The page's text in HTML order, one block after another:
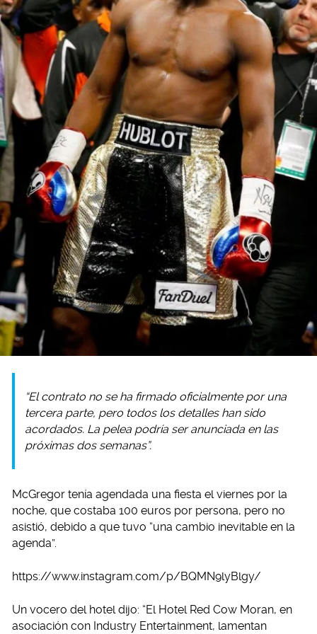
“El contrato no se ha firmado oficialmente por una
tercera parte, pero todos los detalles han sido
acordados. La pelea podría ser anunciada en las
próximas dos semanas”.
McGregor tenía agendada una fiesta el viernes por la
noche, que costaba 100 euros por persona, pero no
asistió, debido a que tuvo “una cambio inevitable en la
agenda”.
https://www.instagram.com/p/BQMN9lyBlgy/
Un vocero del hotel dijo: “El Hotel Red Cow Moran, en
asociación con Industry Entertainment, lamentan